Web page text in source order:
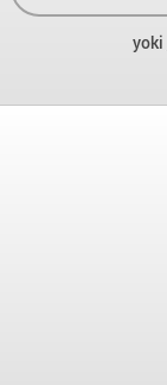
yoki